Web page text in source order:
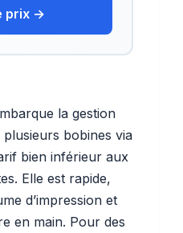
prix →
la gestion
plusieurs bobines via
bien inférieur aux
Elle est rapide,
d’impression et
en main. Pour des